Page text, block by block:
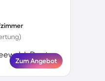
Leipe, Lübbenau/Spreewald, Deutschland
Zum Angebot